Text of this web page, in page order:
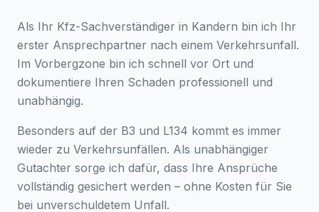
Als Ihr Kfz-Sachverständiger in Kandern bin ich Ihr
erster Ansprechpartner nach einem Verkehrsunfall.
Im Vorbergzone bin ich schnell vor Ort und
dokumentiere Ihren Schaden professionell und
unabhängig.
Besonders auf der B3 und L134 kommt es immer
wieder zu Verkehrsunfällen. Als unabhängiger
Gutachter sorge ich dafür, dass Ihre Ansprüche
vollständig gesichert werden – ohne Kosten für Sie
bei unverschuldetem Unfall.